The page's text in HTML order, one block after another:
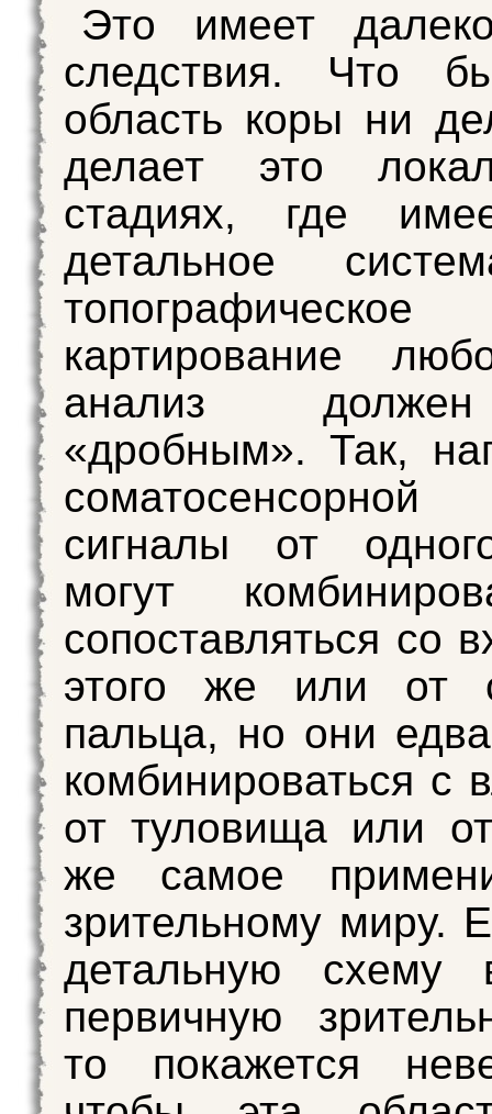
Это имеет
следствия. Что
область коры ни
делает это
стадиях, где
детальное
топографическое
картирование
анализ
«дробным». Так,
сигналы от
могут
сопоставляться со
этого же или от
пальца, но они
комбинироваться с
от туловища или
же самое
зрительному миру.
детальную схему
первичную
то покажется